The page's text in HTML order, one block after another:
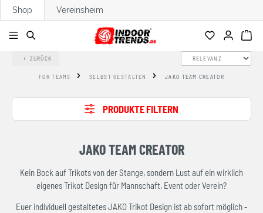
springen
Shop Vereinsheim
ZURÜCK
FOR TEAMS SELBST GESTALTEN JAKO TEAM CREATOR
PRODUKTE FILTERN
JAKO TEAM CREATOR
Kein Bock auf Trikots von der Stange, sondern Lust auf ein wirklich
eigenes Trikot Design für Mannschaft, Event oder Verein?
Euer individuell gestaltetes JAKO Trikot Design ist ab sofort möglich -